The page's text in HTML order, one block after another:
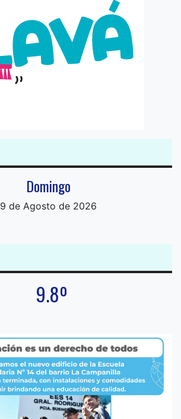
Domingo
9 de Agosto de 2026
9.8º